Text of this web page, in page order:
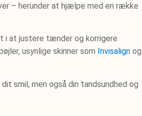
– herunder at hjælpe med en række
i at justere tænder og korrigere
usynlige skinner som Invisalign og
smil, men også din tandsundhed og